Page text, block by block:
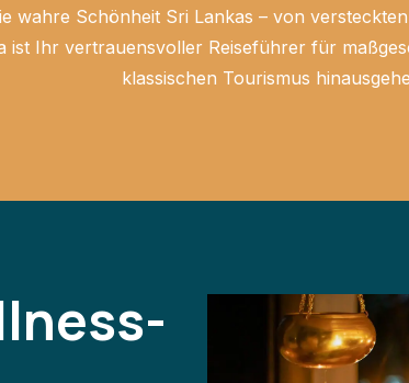
wahre Schönheit Sri Lankas – von
ist Ihr vertrauensvoller Reiseführer für
klassischen Tourismus